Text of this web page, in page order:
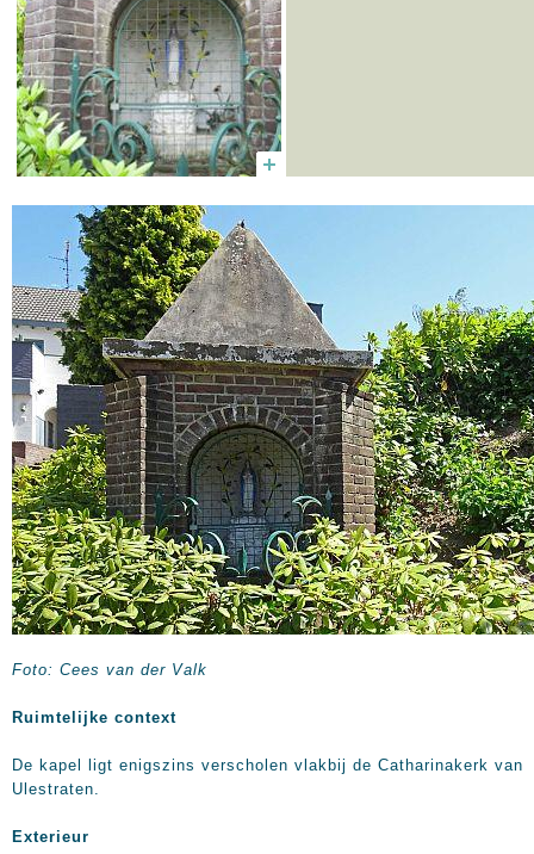
Foto: Cees van der Valk
Ruimtelijke context
De kapel ligt enigszins verscholen vlakbij de Catharinakerk van
Ulestraten.
Exterieur